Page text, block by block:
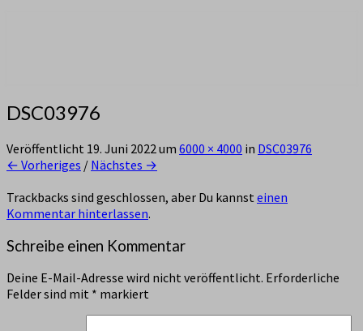
DSC03976
Veröffentlicht 19. Juni 2022 um 6000 × 4000 in DSC03976
← Vorheriges / Nächstes →
Trackbacks sind geschlossen, aber Du kannst einen
Kommentar hinterlassen.
Schreibe einen Kommentar
Deine E-Mail-Adresse wird nicht veröffentlicht. Erforderliche
Felder sind mit * markiert